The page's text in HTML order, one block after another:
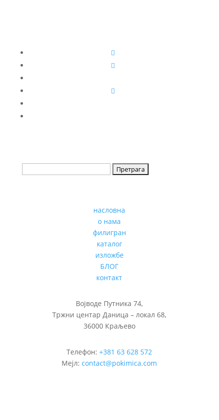
насловна
о нама
филигран
каталог
изложбе
БЛОГ
контакт
Војводе Путника 74,
Тржни центар Даница – локал 68,
36000 Краљево
Телефон:+381 63 628 572
Мејл:contact@pokimica.com